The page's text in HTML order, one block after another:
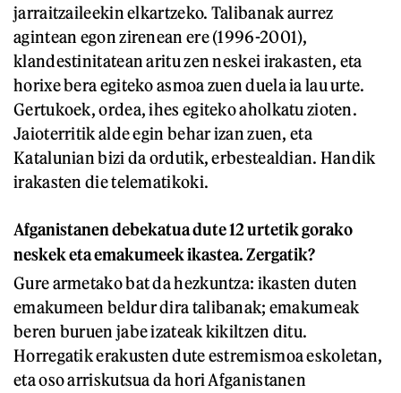
jarraitzaileekin elkartzeko. Talibanak aurrez
agintean egon zirenean ere (1996-2001),
klandestinitatean aritu zen neskei irakasten, eta
horixe bera egiteko asmoa zuen duela ia lau urte.
Gertukoek, ordea, ihes egiteko aholkatu zioten.
Jaioterritik alde egin behar izan zuen, eta
Katalunian bizi da ordutik, erbestealdian. Handik
irakasten die telematikoki.
Afganistanen debekatua dute 12 urtetik gorako
neskek eta emakumeek ikastea. Zergatik?
Gure armetako bat da hezkuntza: ikasten duten
emakumeen beldur dira talibanak; emakumeak
beren buruen jabe izateak kikiltzen ditu.
Horregatik erakusten dute estremismoa eskoletan,
eta oso arriskutsua da hori Afganistanen